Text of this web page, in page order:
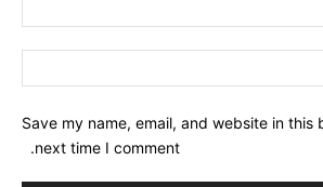
Save my name, email, and website in this
next time I comment.